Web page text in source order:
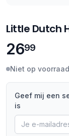
Little Dutch
2699
Niet op voorraad
Geef mij een
is